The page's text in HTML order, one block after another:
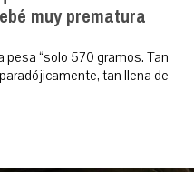
muy prematura
pesa “solo 570 gramos. Tan
tan llena de